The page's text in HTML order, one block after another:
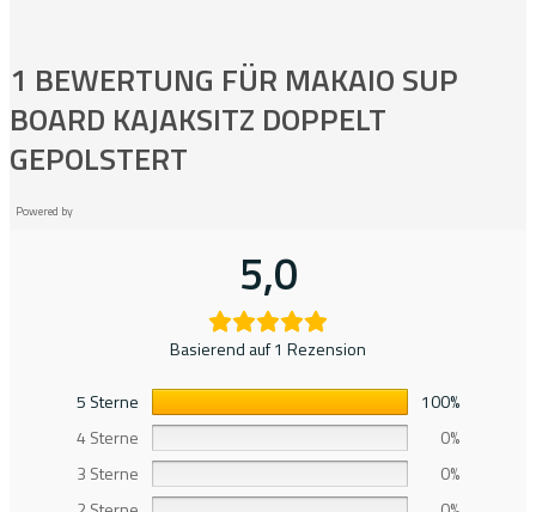
1 BEWERTUNG FÜR MAKAIO SUP
BOARD KAJAKSITZ DOPPELT
GEPOLSTERT
Powered by
5,0
Basierend auf 1 Rezension
5 Sterne
100%
4 Sterne
0%
3 Sterne
0%